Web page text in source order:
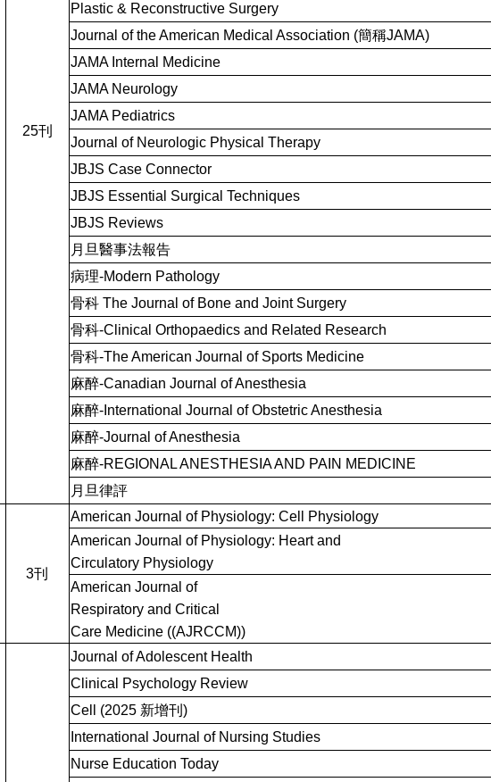
25刊
Plastic & Reconstructive Surgery
Journal of the American Medical Association (簡稱JAMA)
JAMA Internal Medicine
JAMA Neurology
JAMA Pediatrics
Journal of Neurologic Physical Therapy
JBJS Case Connector
JBJS Essential Surgical Techniques
JBJS Reviews
月旦醫事法報告
病理-Modern Pathology
骨科 The Journal of Bone and Joint Surgery
骨科-Clinical Orthopaedics and Related Research
骨科-The American Journal of Sports Medicine
麻醉-Canadian Journal of Anesthesia
麻醉-International Journal of Obstetric Anesthesia
麻醉-Journal of Anesthesia
麻醉-REGIONAL ANESTHESIA AND PAIN MEDICINE
月旦律評
3刊
American Journal of Physiology: Cell Physiology
American Journal of Physiology: Heart and
Circulatory Physiology
American Journal of
Respiratory and Critical
Care Medicine ((AJRCCM))
Journal of Adolescent Health
Clinical Psychology Review
Cell (2025 新增刊)
International Journal of Nursing Studies
Nurse Education Today